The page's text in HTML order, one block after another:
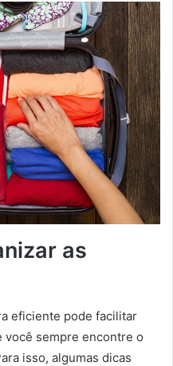
as
eficiente pode facilitar
você sempre encontre o
isso, algumas dicas